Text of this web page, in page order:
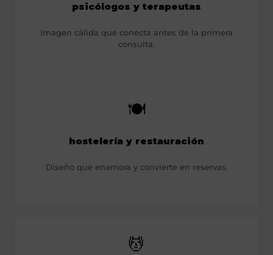
psicólogos y terapeutas
Imagen cálida que conecta antes de la primera
consulta.
🍽️
hostelería y restauración
Diseño que enamora y convierte en reservas.
💆